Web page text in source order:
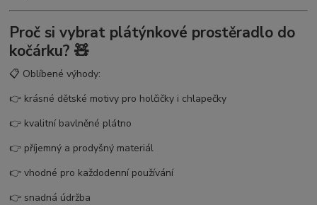
Proč si vybrat plátýnkové prostěradlo do
kočárku? 🧸
📋 Oblíbené výhody:
👉 krásné dětské motivy pro holčičky i chlapečky
👉 kvalitní bavlněné plátno
👉 příjemný a prodyšný materiál
👉 vhodné pro každodenní používání
👉 snadná údržba